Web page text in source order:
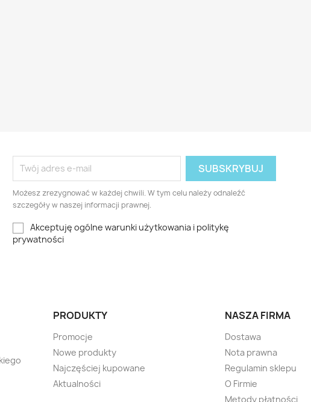
Możesz zrezygnować w każdej chwili. W tym celu należy odnaleźć
szczegóły w naszej informacji prawnej.
Akceptuję ogólne warunki użytkowania i politykę
prywatności
PRODUKTY
Promocje
Nowe produkty
Najczęściej kupowane
Aktualności
NASZA FIRMA
Dostawa
Nota prawna
Regulamin sklepu
O Firmie
Metody płatności